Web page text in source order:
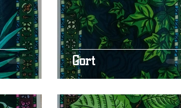
Plantes Pleines Lunes Santé Stages
Gort